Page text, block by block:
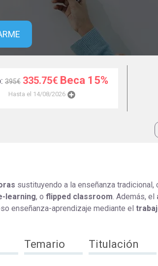
Modelo Académico
Cursos para
Docentes y
Opositores
395€ 335.75€ Beca 15%
Hasta el 14/08/2026
sustituyendo a la enseñanza tradicional,
learning, o flipped classroom. Además, el
enseñanza-aprendizaje mediante el
Temario Titulación